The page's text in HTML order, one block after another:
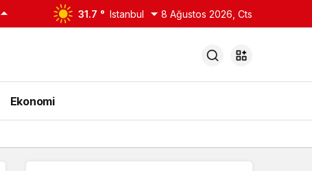
31.7 ° Istanbul 8 Ağustos 2026, Cts
Ekonomi